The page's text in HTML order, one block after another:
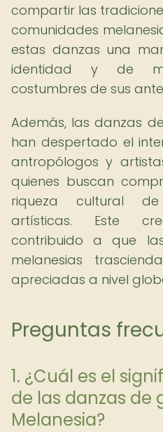
compartir las
comunidades
estas danzas una
identidad y de
costumbres de sus
Además, las danzas
han despertado el
antropólogos y
quienes buscan
riqueza cultural de
artísticas. Este
contribuido a que
melanesias
apreciadas a nivel
Preguntas
1. ¿Cuál es el
de las danzas de
Melanesia?